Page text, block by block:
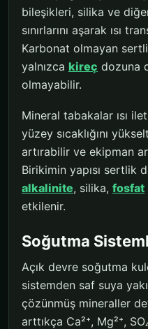
bileşikleri, silika ve
sınırlarını aşarak ısı
Karbonat olmayan
yalnızca kireç dozuna
olmayabilir.
Mineral tabakalar ısı
yüzey sıcaklığını
artırabilir ve ekipman
Birikimin yapısı sertlik
alkalinite, silika, fosfat
etkilenir.
Soğutma
Açık devre soğutma
sistemden saf suya
çözünmüş mineraller
arttıkça Ca²⁺, Mg²⁺,